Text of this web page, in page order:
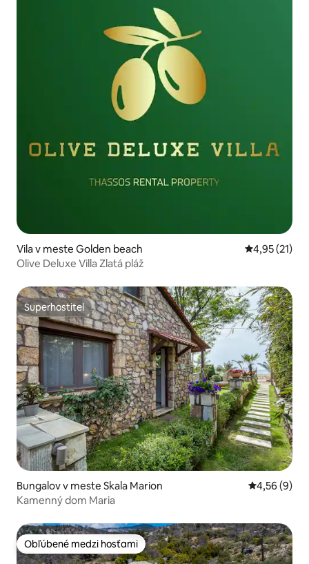
Vila v meste Golden beach Priemerné
4,95 (21)
Olive Deluxe Villa Zlatá pláž
Superhostiteľ
Superhostiteľ
Bungalov v meste Skala Marion Priemerné
4,56 (9)
Kamenný dom Maria
Obľúbené medzi hosťami
Obľúbené medzi hosťami